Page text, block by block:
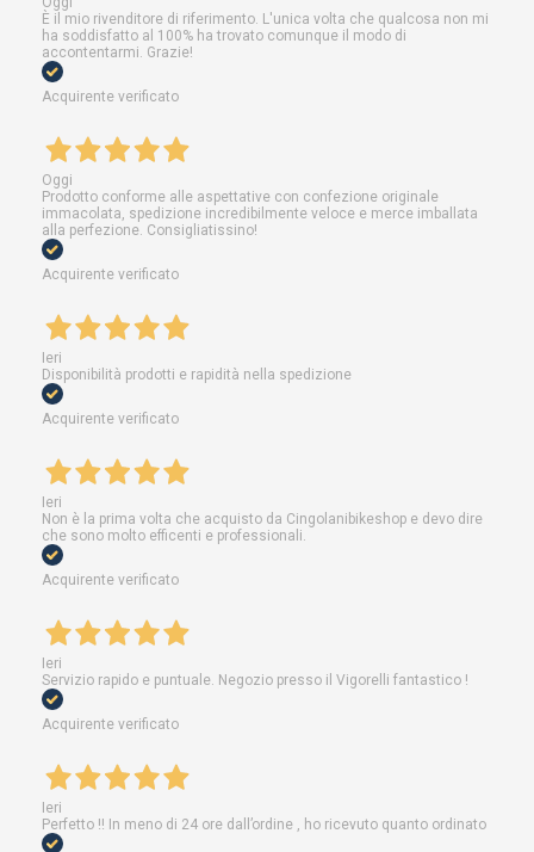
È il mio rivenditore di riferimento. L'unica volta che qualcosa non mi
ha soddisfatto al 100% ha trovato comunque il modo di
accontentarmi. Grazie!
Acquirente verificato
Oggi
Prodotto conforme alle aspettative con confezione originale
immacolata, spedizione incredibilmente veloce e merce imballata
alla perfezione. Consigliatissino!
Acquirente verificato
Ieri
Disponibilità prodotti e rapidità nella spedizione
Acquirente verificato
Ieri
Non è la prima volta che acquisto da Cingolanibikeshop e devo dire
che sono molto efficenti e professionali.
Acquirente verificato
Ieri
Servizio rapido e puntuale. Negozio presso il Vigorelli fantastico !
Acquirente verificato
Ieri
Perfetto !! In meno di 24 ore dall’ordine , ho ricevuto quanto ordinato